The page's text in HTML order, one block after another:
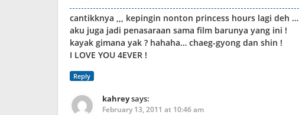
cantikknya ,,, kepingin nonton princess hours lagi deh …
aku juga jadi penasaraan sama film barunya yang ini !
kayak gimana yak ? hahaha… chaeg-gyong dan shin !
I LOVE YOU 4EVER !
Reply
kahreysays:
February 13, 2011 at 10:46 am